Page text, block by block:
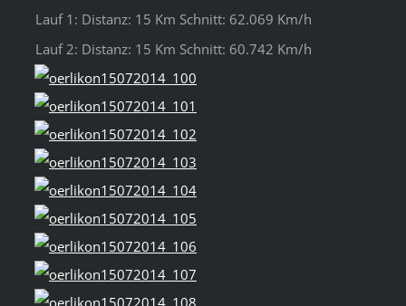
Lauf 1: Distanz: 15 Km Schnitt: 62.069 Km/h
Lauf 2: Distanz: 15 Km Schnitt: 60.742 Km/h